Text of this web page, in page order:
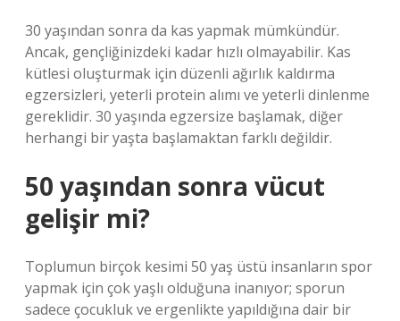
30 yaşından sonra da kas yapmak mümkündür.
Ancak, gençliğinizdeki kadar hızlı olmayabilir. Kas
kütlesi oluşturmak için düzenli ağırlık kaldırma
egzersizleri, yeterli protein alımı ve yeterli dinlenme
gereklidir. 30 yaşında egzersize başlamak, diğer
herhangi bir yaşta başlamaktan farklı değildir.
50 yaşından sonra vücut
gelişir mi?
Toplumun birçok kesimi 50 yaş üstü insanların spor
yapmak için çok yaşlı olduğuna inanıyor; sporun
sadece çocukluk ve ergenlikte yapıldığına dair bir